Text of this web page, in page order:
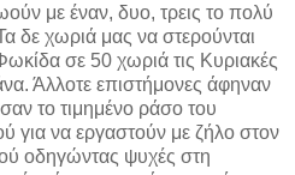
με έναν, δυο, τρεις το πολύ
δε χωριά μας να στερούνται
σε 50 χωριά τις Κυριακές
Άλλοτε επιστήμονες άφηναν
το τιμημένο ράσο του
για να εργαστούν με ζήλο στον
οδηγώντας ψυχές στη